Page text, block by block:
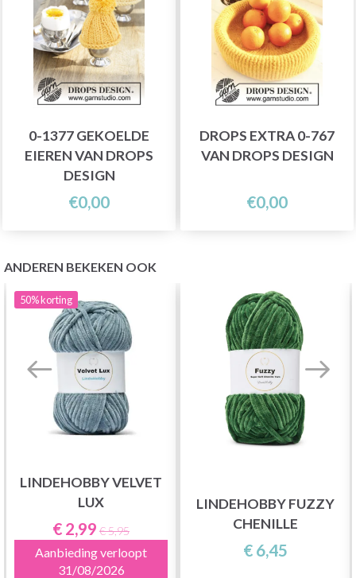
0-1377 GEKOELDE
EIEREN VAN DROPS
DESIGN
€0,00
DROPS EXTRA 0-767
VAN DROPS DESIGN
€0,00
ANDEREN BEKEKEN OOK
50%korting
LINDEHOBBY VELVET
LUX
€ 2,99 € 5,95
Aanbieding verloopt
31/08/2026
LINDEHOBBY FUZZY
CHENILLE
€ 6,45